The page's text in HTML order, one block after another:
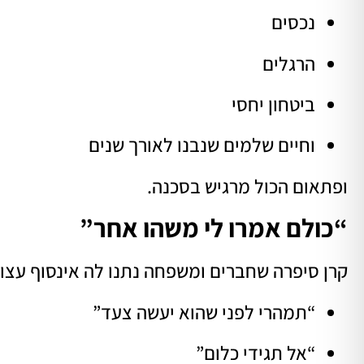
נכסים
הרגלים
ביטחון יחסי
וחיים שלמים שנבנו לאורך שנים
ופתאום הכול מרגיש בסכנה.
“כולם אמרו לי משהו אחר”
קרן סיפרה שחברים ומשפחה נתנו לה אינסוף
“תמהרי לפני שהוא יעשה צעד”
“אל תגידי כלום”